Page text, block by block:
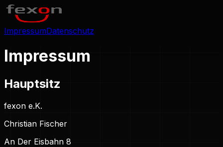
ImpressumDatenschutz
Impressum
Hauptsitz
fexon e.K.
Christian Fischer
An Der Eisbahn 8